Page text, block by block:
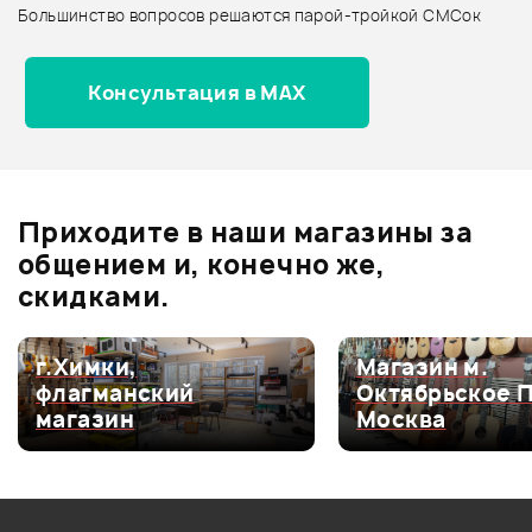
0.0
Оценка5
0
Оценка4
0
Оценка3
0
Все товары HOHNER
Архив товаров - новинки
Большинство вопросов решаются парой-тройкой СМСок
Консультация в MAX
Приходите в наши магазины за
общением и, конечно же,
скидками.
г.Химки,
флагманский
магазин
Магазин м.
Октябрьское
Москва